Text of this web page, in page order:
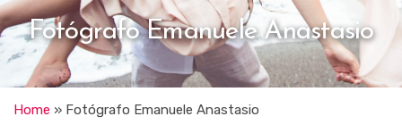
Fotógrafo Emanuele Anastasio
Home » Fotógrafo Emanuele Anastasio